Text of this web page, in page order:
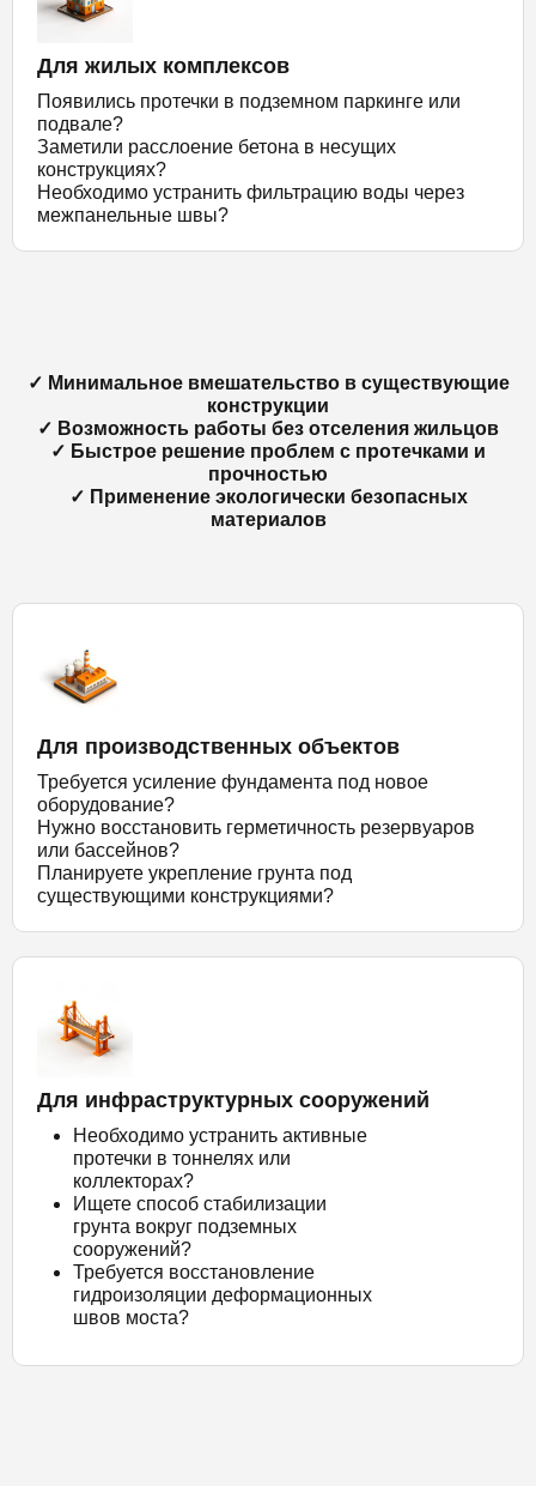
Для жилых комплексов
Появились протечки в подземном паркинге или
подвале?
Заметили расслоение бетона в несущих
конструкциях?
Необходимо устранить фильтрацию воды через
межпанельные швы?
✓ Минимальное вмешательство в существующие
конструкции
✓ Возможность работы без отселения жильцов
✓ Быстрое решение проблем с протечками и
прочностью
✓ Применение экологически безопасных
материалов
Для производственных объектов
Требуется усиление фундамента под новое
оборудование?
Нужно восстановить герметичность резервуаров
или бассейнов?
Планируете укрепление грунта под
существующими конструкциями?
Для инфраструктурных сооружений
Необходимо устранить активные
протечки в тоннелях или
коллекторах?
Ищете способ стабилизации
грунта вокруг подземных
сооружений?
Требуется восстановление
гидроизоляции деформационных
швов моста?